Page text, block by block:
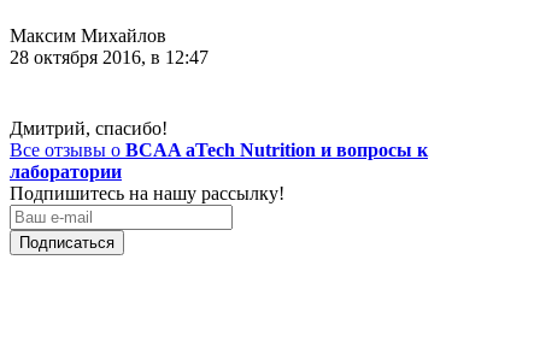
Максим Михайлов
28 октября 2016, в 12:47
Дмитрий, спасибо!
Все отзывы о BCAA aTech Nutrition и вопросы к
лаборатории
Подпишитесь на нашу рассылку!
Подписаться